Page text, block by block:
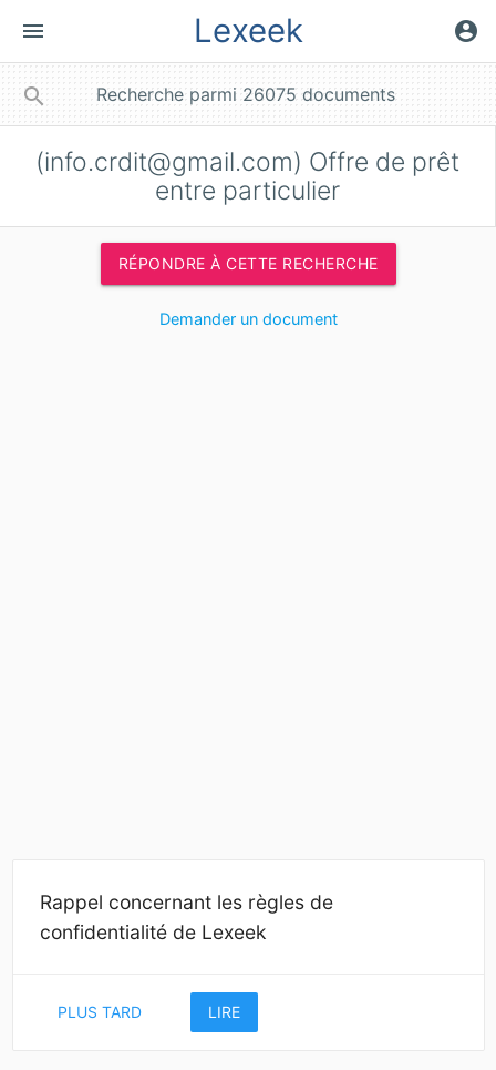
menu Lexeek account_circle
search
(info.crdit@gmail.com) Offre de prêt
entre particulier
RÉPONDRE À CETTE RECHERCHE
Demander un document
Rappel concernant les règles de
confidentialité de Lexeek
PLUS TARD LIRE